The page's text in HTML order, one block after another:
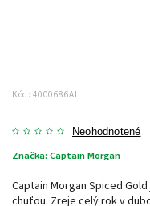
Kód: 4000686AL
Neohodnotené
Značka: Captain Morgan
Captain Morgan Spiced
chuťou. Zreje celý rok v